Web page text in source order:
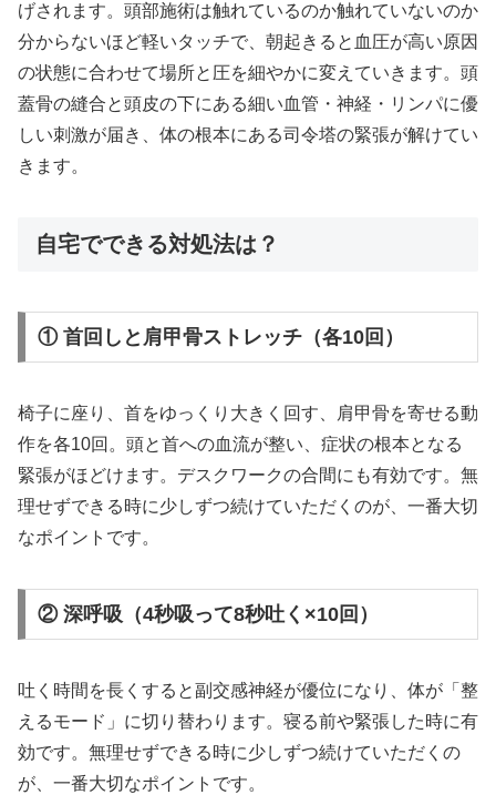
げされます。頭部施術は触れているのか触れていないのか
分からないほど軽いタッチで、朝起きると血圧が高い原因
の状態に合わせて場所と圧を細やかに変えていきます。頭
蓋骨の縫合と頭皮の下にある細い血管・神経・リンパに優
しい刺激が届き、体の根本にある司令塔の緊張が解けてい
きます。
自宅でできる対処法は？
① 首回しと肩甲骨ストレッチ（各10回）
椅子に座り、首をゆっくり大きく回す、肩甲骨を寄せる動
作を各10回。頭と首への血流が整い、症状の根本となる
緊張がほどけます。デスクワークの合間にも有効です。無
理せずできる時に少しずつ続けていただくのが、一番大切
なポイントです。
② 深呼吸（4秒吸って8秒吐く×10回）
吐く時間を長くすると副交感神経が優位になり、体が「整
えるモード」に切り替わります。寝る前や緊張した時に有
効です。無理せずできる時に少しずつ続けていただくの
が、一番大切なポイントです。